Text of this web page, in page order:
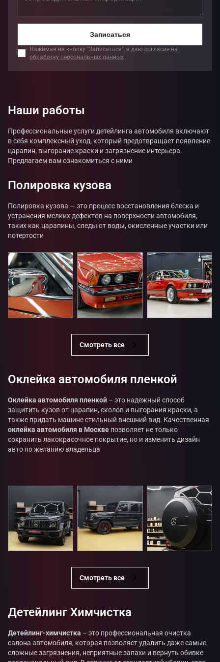
Бампер (передний/задний)
фары
Записаться
Нажимая на кнопку "Записаться", я даю согласие на
обработку персональных данных
Наши работы
Профессиональные услуги детейлинга автомобиля включают
в себя комплексный уход, который предотвращает появление
царапин, выгорание краски и загрязнение интерьера.
Предлагаем вам ознакомиться с ними
Полировка кузова
Полировка кузова — это процесс восстановления блеска и
устранения мелких дефектов на поверхности автомобиля,
таких как царапины, следы от воды, окисленные участки или
потертости
Смотреть все
Оклейка автомобиля пленкой
Оклейка автомобиля пленкой – это надежный способ
защитить кузов от царапин, сколов и выгорания краски, а
также придать машине стильный внешний вид. Качественная
оклейка автомобиля в Москве позволяет не только
сохранить лакокрасочное покрытие, но и изменить дизайн
авто по желанию владельца
Смотреть все
Детейлинг Химчистка
Детейлинг-химчистка – это профессиональная очистка
салона автомобиля, которая позволяет удалить даже самые
сложные загрязнения, неприятные запахи и вернуть обивке